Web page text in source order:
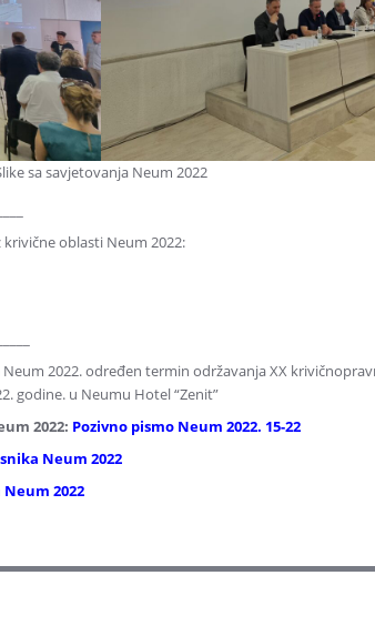
sa savjetovanja Neum 2022
oblasti Neum 2022:
2022. određen termin održavanja XX
godine. u Neumu Hotel “Zenit”
2022: Pozivno pismo Neum 2022. 15-22
Neum 2022
2022